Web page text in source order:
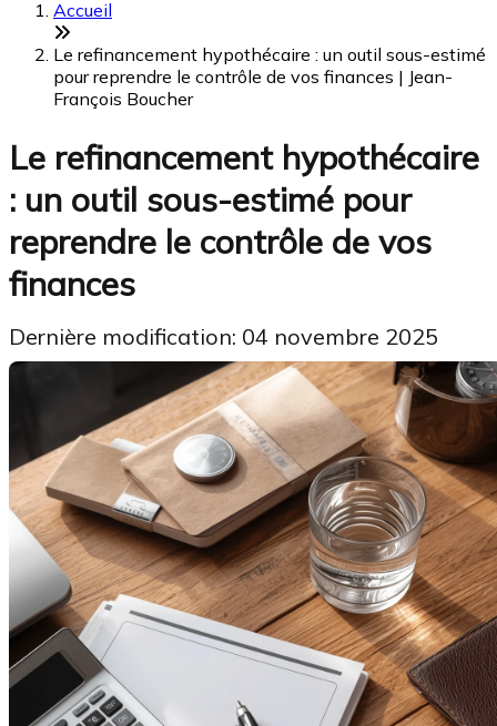
Accueil
Le refinancement hypothécaire : un outil sous-estimé
pour reprendre le contrôle de vos finances | Jean-
François Boucher
Le refinancement hypothécaire
: un outil sous-estimé pour
reprendre le contrôle de vos
finances
Dernière modification: 04 novembre 2025